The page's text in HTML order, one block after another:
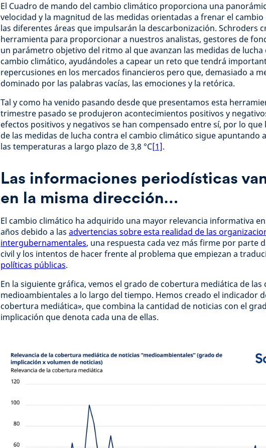
El Cuadro de mando del cambio climático proporciona una
velocidad y la magnitud de las medidas orientadas a frenar el cambio
las diferentes áreas que impulsarán la descarbonización. Schroders
herramienta para proporcionar a nuestros analistas, gestores de
un parámetro objetivo del ritmo al que avanzan las medidas de lucha
cambio climático, ayudándoles a capear un reto que tendrá
repercusiones en los mercados financieros pero que, demasiado a
dominado por las palabras vacías, las emociones y la retórica.
Tal y como ha venido pasando desde que presentamos esta
trimestre pasado se produjeron acontecimientos positivos y
efectos positivos y negativos se han compensado entre sí, por lo que
de las medidas de lucha contra el cambio climático sigue apuntando
las temperaturas a largo plazo de 3,8 °C[1].
Las informaciones periodísticas
en la misma dirección…
El cambio climático ha adquirido una mayor relevancia informativa
años debido a las advertencias sobre esta realidad de las
intergubernamentales, una respuesta cada vez más firme por parte
civil y los intentos de hacer frente al problema que empiezan a
políticas públicas.
En la siguiente gráfica, vemos el grado de cobertura mediática de las
medioambientales a lo largo del tiempo. Hemos creado el indicador
cobertura mediática», que combina la cantidad de noticias con el
implicación que denota cada una de ellas.